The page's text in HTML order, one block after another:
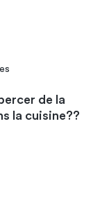
de la
la cuisine??